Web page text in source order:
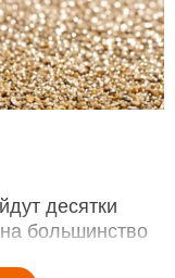
десятки
большинство